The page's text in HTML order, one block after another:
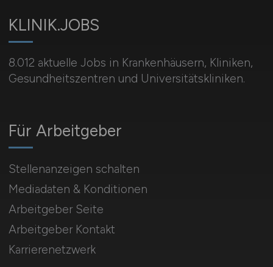
KLINIK.JOBS
8.012 aktuelle Jobs in Krankenhäusern, Kliniken,
Gesundheitszentren und Universitätskliniken.
Für Arbeitgeber
Stellenanzeigen schalten
Mediadaten & Konditionen
Arbeitgeber Seite
Arbeitgeber Kontakt
Karrierenetzwerk